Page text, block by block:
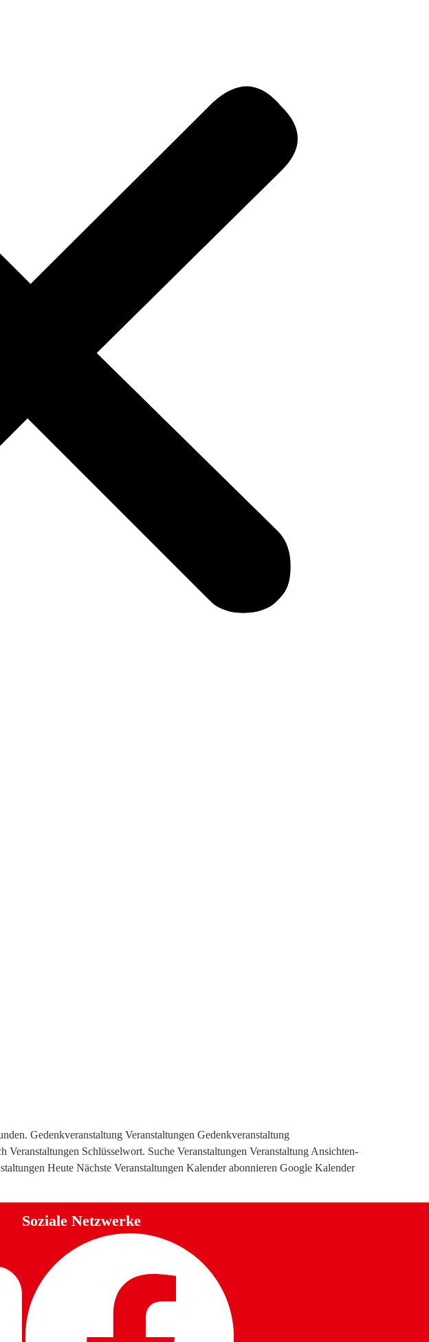
Gedenkveranstaltung Veranstaltungen Gedenkveranstaltung
Schlüsselwort. Suche Veranstaltungen Veranstaltung Ansichten-
Heute Nächste Veranstaltungen Kalender abonnieren Google Kalender
Soziale Netzwerke